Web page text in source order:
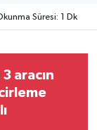
Süresi: 1 Dk
aracın